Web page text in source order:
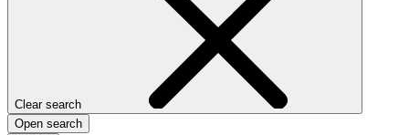
Clear search
Open search